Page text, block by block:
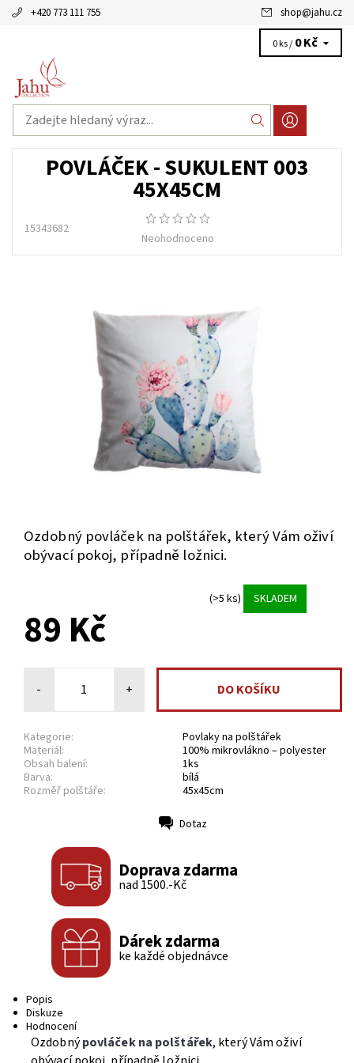
+420 773 111 755 shop@jahu.cz
0 ks / 0 Kč
POVLÁČEK - SUKULENT 003
45X45CM
15343682
Neohodnoceno
Ozdobný povláček na polštářek, který Vám oživí
obývací pokoj, případně ložnici.
(>5 ks) SKLADEM
89 Kč
- +
Kategorie:
Povlaky na polštářek
Materiál:
100% mikrovlákno – polyester
Obsah balení:
1ks
Barva:
bílá
Rozměř polštáře:
45x45cm
Dotaz
Doprava zdarma
nad 1500.-Kč
Dárek zdarma
ke každé objednávce
Popis
Diskuze
Hodnocení
Ozdobnýpovláček na polštářek, který Vám oživí